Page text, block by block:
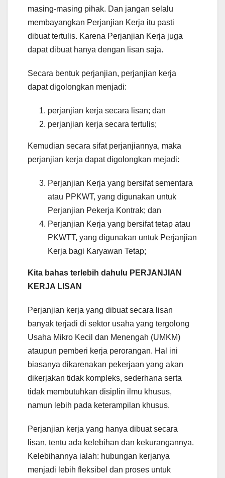
masing-masing pihak. Dan jangan selalu
membayangkan Perjanjian Kerja itu pasti
dibuat tertulis. Karena Perjanjian Kerja juga
dapat dibuat hanya dengan lisan saja.
Secara bentuk perjanjian, perjanjian kerja
dapat digolongkan menjadi:
perjanjian kerja secara lisan; dan
perjanjian kerja secara tertulis;
Kemudian secara sifat perjanjiannya, maka
perjanjian kerja dapat digolongkan mejadi:
Perjanjian Kerja yang bersifat sementara
atau PPKWT, yang digunakan untuk
Perjanjian Pekerja Kontrak; dan
Perjanjian Kerja yang bersifat tetap atau
PKWTT, yang digunakan untuk Perjanjian
Kerja bagi Karyawan Tetap;
Kita bahas terlebih dahulu PERJANJIAN
KERJA LISAN
Perjanjian kerja yang dibuat secara lisan
banyak terjadi di sektor usaha yang tergolong
Usaha Mikro Kecil dan Menengah (UMKM)
ataupun pemberi kerja perorangan. Hal ini
biasanya dikarenakan pekerjaan yang akan
dikerjakan tidak kompleks, sederhana serta
tidak membutuhkan disiplin ilmu khusus,
namun lebih pada keterampilan khusus.
Perjanjian kerja yang hanya dibuat secara
lisan, tentu ada kelebihan dan kekurangannya.
Kelebihannya ialah: hubungan kerjanya
menjadi lebih fleksibel dan proses untuk